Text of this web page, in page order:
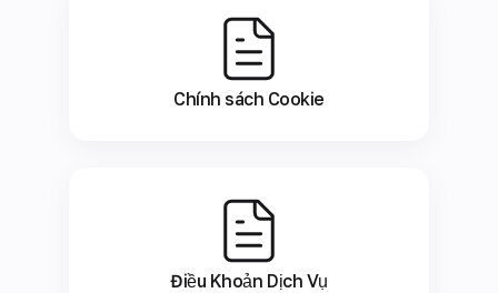
Chính sách Cookie
Điều Khoản Dịch Vụ